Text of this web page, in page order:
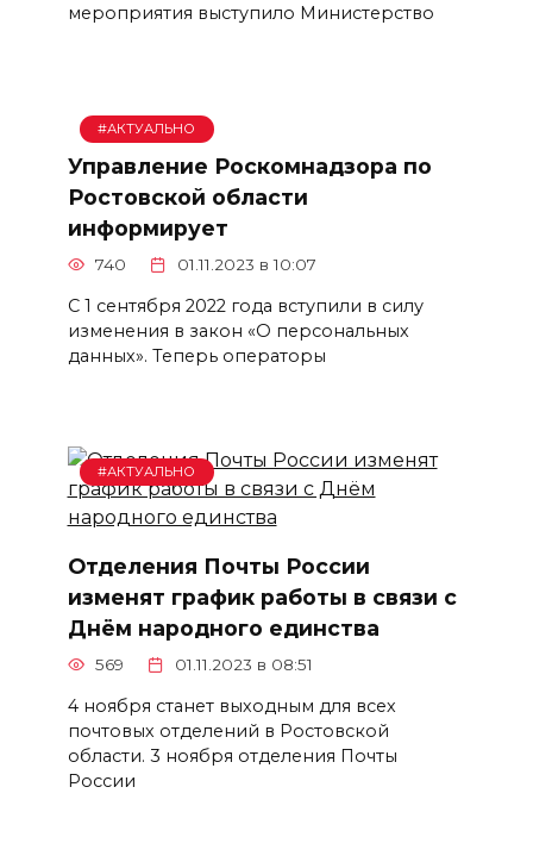
мероприятия выступило Министерство
#АКТУАЛЬНО
Управление Роскомнадзора по
Ростовской области
информирует
740 01.11.2023 в 10:07
С 1 сентября 2022 года вступили в силу
изменения в закон «О персональных
данных». Теперь операторы
#АКТУАЛЬНО
Отделения Почты России
изменят график работы в связи с
Днём народного единства
569 01.11.2023 в 08:51
4 ноября станет выходным для всех
почтовых отделений в Ростовской
области. 3 ноября отделения Почты
России